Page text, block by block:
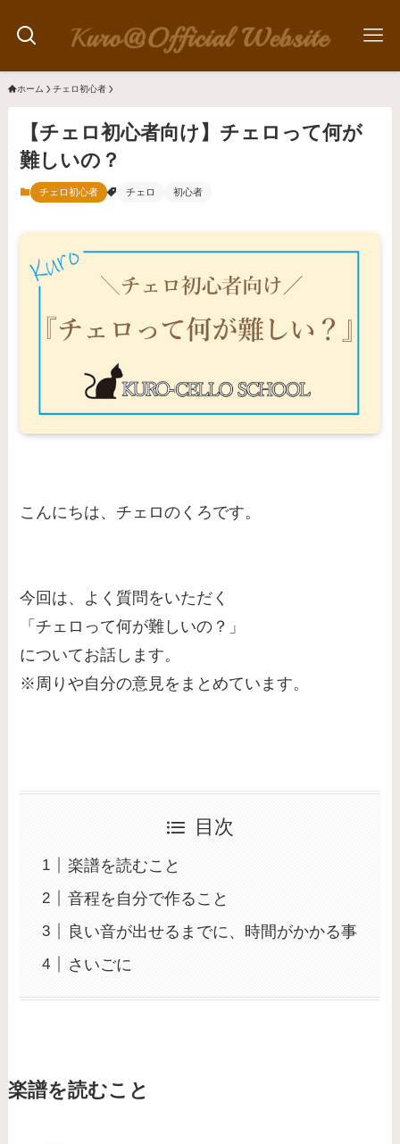
ホーム チェロ初心者
【チェロ初心者向け】チェロって何が
難しいの？
チェロ初心者 チェロ 初心者
こんにちは、チェロのくろです。
今回は、よく質問をいただく
「チェロって何が難しいの？」
についてお話します。
※周りや自分の意見をまとめています。
目次
楽譜を読むこと
音程を自分で作ること
良い音が出せるまでに、時間がかかる事
さいごに
楽譜を読むこと